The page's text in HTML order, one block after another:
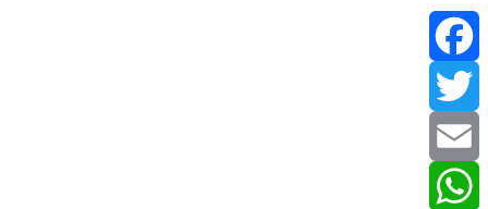
Facebook
Twitter
Email